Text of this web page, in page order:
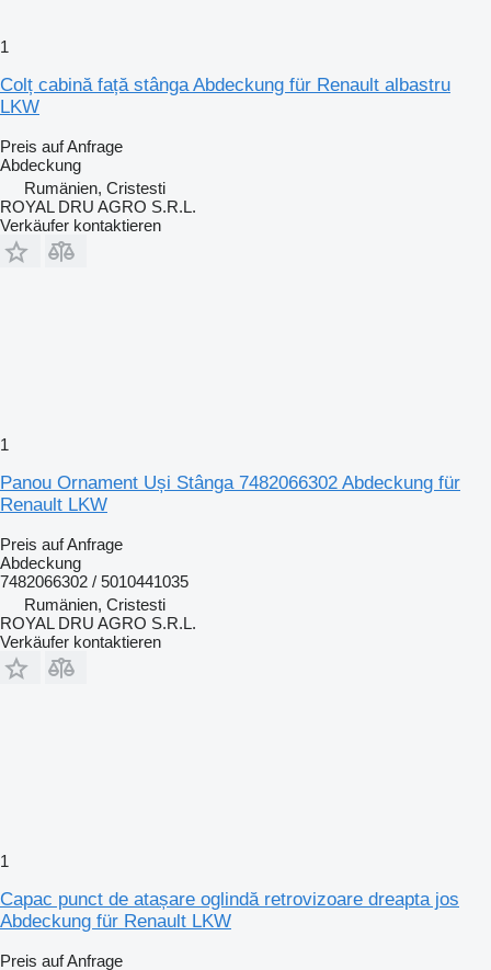
1
Colț cabină față stânga Abdeckung für Renault albastru
LKW
Preis auf Anfrage
Abdeckung
Rumänien, Cristesti
ROYAL DRU AGRO S.R.L.
Verkäufer kontaktieren
1
Panou Ornament Uși Stânga 7482066302 Abdeckung für
Renault LKW
Preis auf Anfrage
Abdeckung
7482066302 / 5010441035
Rumänien, Cristesti
ROYAL DRU AGRO S.R.L.
Verkäufer kontaktieren
1
Capac punct de atașare oglindă retrovizoare dreapta jos
Abdeckung für Renault LKW
Preis auf Anfrage